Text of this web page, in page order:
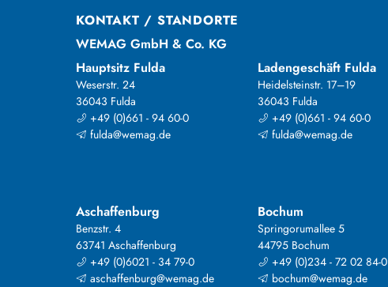
KONTAKT / STANDORTE
WEMAG GmbH & Co. KG
Hauptsitz Fulda
Weserstr. 24
36043 Fulda
+49 (0)661 - 94 60-0
fulda@wemag.de
Ladengeschäft Fulda
Heidelsteinstr. 17–19
36043 Fulda
+49 (0)661 - 94 60-0
fulda@wemag.de
Aschaffenburg
Benzstr. 4
63741 Aschaffenburg
+49 (0)6021 - 34 79-0
aschaffenburg@wemag.de
Bochum
Springorumallee 5
44795 Bochum
+49 (0)234 - 72 02 84-0
bochum@wemag.de